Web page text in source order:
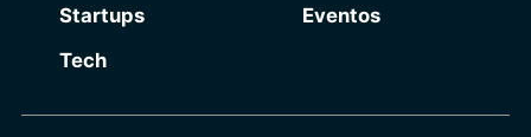
Startups
Tech
Eventos